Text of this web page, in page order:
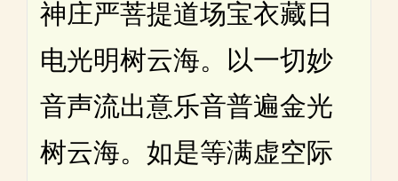
神庄严菩提道场宝衣藏日
电光明树云海。以一切妙
音声流出意乐音普遍金光
树云海。如是等满虚空际